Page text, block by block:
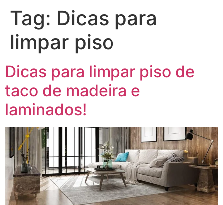
Tag: Dicas para
limpar piso
Dicas para limpar piso de
taco de madeira e
laminados!